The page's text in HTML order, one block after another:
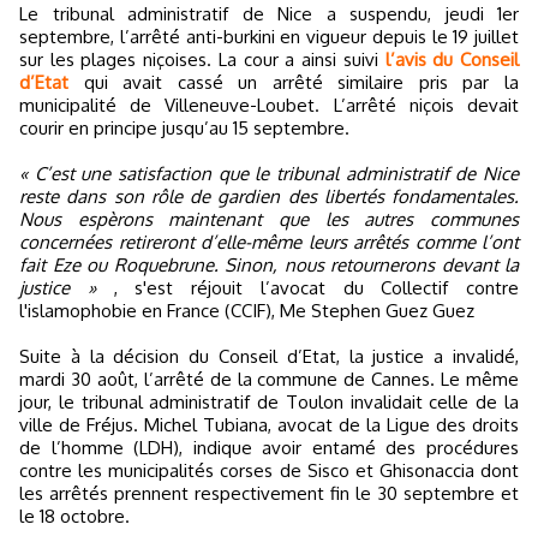
Le tribunal administratif de Nice a suspendu, jeudi 1er
septembre, l’arrêté anti-burkini en vigueur depuis le 19 juillet
sur les plages niçoises. La cour a ainsi suivi l’avis du Conseil
d’Etat qui avait cassé un arrêté similaire pris par la
municipalité de Villeneuve-Loubet. L’arrêté niçois devait
courir en principe jusqu’au 15 septembre.
« C’est une satisfaction que le tribunal administratif de Nice
reste dans son rôle de gardien des libertés fondamentales.
Nous espèrons maintenant que les autres communes
concernées retireront d’elle-même leurs arrêtés comme l’ont
fait Eze ou Roquebrune. Sinon, nous retournerons devant la
justice » , s'est réjouit l’avocat du Collectif contre
l'islamophobie en France (CCIF), Me Stephen Guez Guez
Suite à la décision du Conseil d’Etat, la justice a invalidé,
mardi 30 août, l’arrêté de la commune de Cannes. Le même
jour, le tribunal administratif de Toulon invalidait celle de la
ville de Fréjus. Michel Tubiana, avocat de la Ligue des droits
de l’homme (LDH), indique avoir entamé des procédures
contre les municipalités corses de Sisco et Ghisonaccia dont
les arrêtés prennent respectivement fin le 30 septembre et
le 18 octobre.